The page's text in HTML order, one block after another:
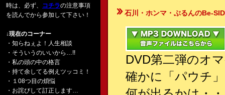
時は、必ず、 コチラの注意事項
を読んでから参加して下さい！
↓現在のコーナー
・知らねぇよ！人生相談
・そういうのいいから…!!
・私の頭の中の格言
・持て余してる例えツッコミ！
・１08つ目の煩悩
・お詫びして訂正します…
石川・ホンマ・ぶるんのBe-
DVD第二弾のオ
確かに「パウチ